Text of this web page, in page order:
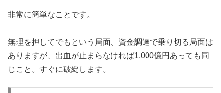
非常に簡単なことです。
無理を押してでもという局面、資金調達で乗り切る局面は
ありますが、出血が止まらなければ1,000億円あっても同
じこと。すぐに破綻します。